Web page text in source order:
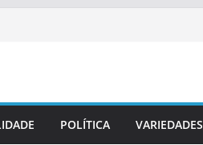
POLÍTICA VARIEDADES